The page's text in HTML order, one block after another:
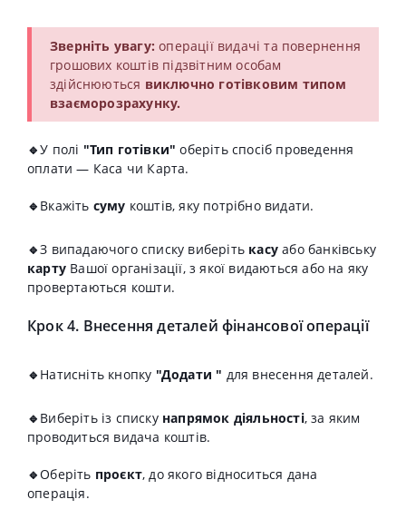
Зверніть увагу: операції видачі та повернення
грошових коштів підзвітним особам
здійснюються виключно готівковим типом
взаєморозрахунку.
🔹У полі "Тип готівки" оберіть спосіб проведення
оплати— Каса чи Карта.
🔹 Вкажіть суму коштів, яку потрібно видати.
🔹З випадаючого списку виберіть касуабо банківську
карту Вашої організації, з якої видаються або на яку
провертаються кошти.
Крок 4. Внесення деталей фінансової операції
🔹 Натисніть кнопку "Додати " для внесення деталей.
🔹 Виберіть із списку напрямок діяльності, за яким
проводиться видача коштів.
🔹Оберіть проєкт, до якого відноситься дана
операція.